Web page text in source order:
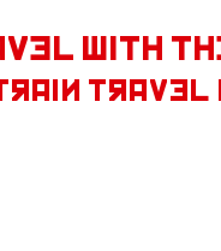
With
Travel